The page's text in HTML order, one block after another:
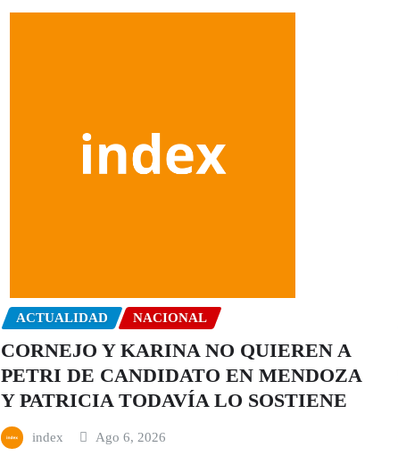
ACTUALIDAD NACIONAL
CORNEJO Y KARINA NO QUIEREN A
PETRI DE CANDIDATO EN MENDOZA
Y PATRICIA TODAVÍA LO SOSTIENE
index Ago 6, 2026